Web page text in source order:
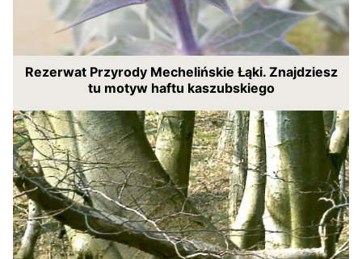
Rezerwat Przyrody Mechelińskie Łąki. Znajdziesz
tu motyw haftu kaszubskiego